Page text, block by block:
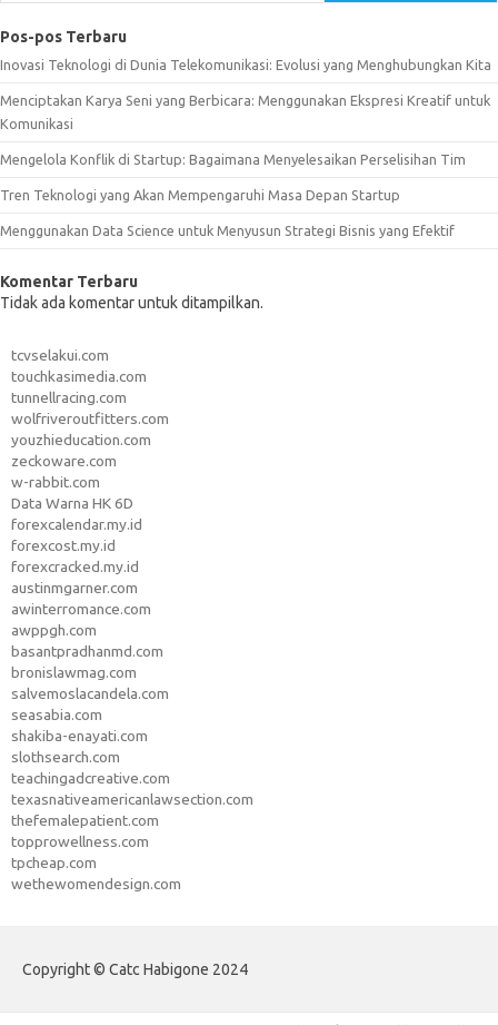
Pos-pos Terbaru
Inovasi Teknologi di Dunia Telekomunikasi: Evolusi yang Menghubungkan Kita
Menciptakan Karya Seni yang Berbicara: Menggunakan Ekspresi Kreatif untuk
Komunikasi
Mengelola Konflik di Startup: Bagaimana Menyelesaikan Perselisihan Tim
Tren Teknologi yang Akan Mempengaruhi Masa Depan Startup
Menggunakan Data Science untuk Menyusun Strategi Bisnis yang Efektif
Komentar Terbaru
Tidak ada komentar untuk ditampilkan.
tcvselakui.com
touchkasimedia.com
tunnellracing.com
wolfriveroutfitters.com
youzhieducation.com
zeckoware.com
w-rabbit.com
Data Warna HK 6D
forexcalendar.my.id
forexcost.my.id
forexcracked.my.id
austinmgarner.com
awinterromance.com
awppgh.com
basantpradhanmd.com
bronislawmag.com
salvemoslacandela.com
seasabia.com
shakiba-enayati.com
slothsearch.com
teachingadcreative.com
texasnativeamericanlawsection.com
thefemalepatient.com
topprowellness.com
tpcheap.com
wethewomendesign.com
Copyright © Catc Habigone 2024